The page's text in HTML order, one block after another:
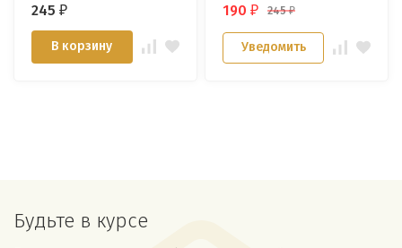
ЗАВЕТЕ. Эндрю Флеминг
245₽
В корзину
СЛУЖИТЕЛЕЙ В НОВОМ
ЗАВЕТЕ. Эндрю Флеминг
190₽ 245₽
Уведомить
Будьте в курсе